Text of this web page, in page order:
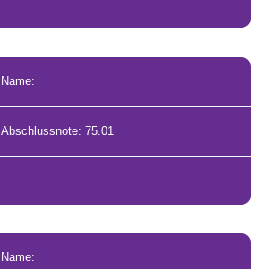
Name:
Abschlussnote: 75.01
Name: